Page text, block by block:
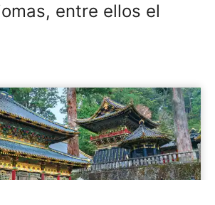
entre ellos el